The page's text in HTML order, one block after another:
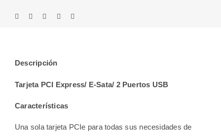
Descripción
Tarjeta PCI Express/ E-Sata/ 2 Puertos USB
Características
Una sola tarjeta PCIe para todas sus necesidades de